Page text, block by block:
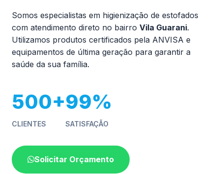
Somos especialistas em higienização de estofados
com atendimento direto no bairro Vila Guarani.
Utilizamos produtos certificados pela ANVISA e
equipamentos de última geração para garantir a
saúde da sua família.
500+
CLIENTES
99%
SATISFAÇÃO
Solicitar Orçamento